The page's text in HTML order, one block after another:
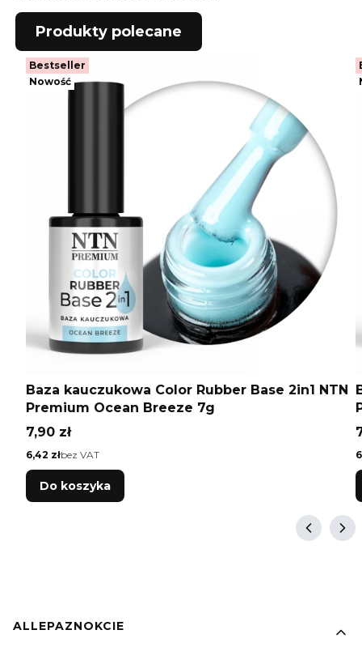
Produkty polecane
Bestseller
Nowość
Baza kauczukowa Color Rubber Base 2in1 NTN
Premium Ocean Breeze 7g
Cena
7,90 zł
Cena
6,42 złbez VAT
Do koszyka
Linki w stopce
ALLEPAZNOKCIE